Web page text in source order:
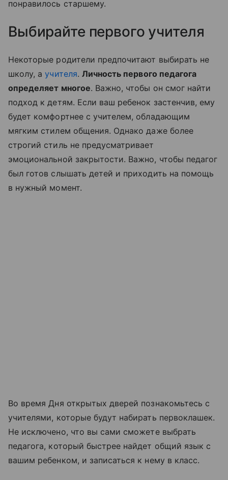
понравилось старшему.
Выбирайте первого учителя
Некоторые родители предпочитают выбирать не
школу, аучителя. Личность первого педагога
определяет многое. Важно, чтобы он смог найти
подход к детям. Если ваш ребенок застенчив, ему
будет комфортнее с учителем, обладающим
мягким стилем общения. Однако даже более
строгий стиль не предусматривает
эмоциональной закрытости. Важно, чтобы педагог
был готов слышать детей и приходить на помощь
в нужный момент.
Во время Дня открытых дверей познакомьтесь с
учителями, которые будут набирать первоклашек.
Не исключено, что вы сами сможете выбрать
педагога, который быстрее найдет общий язык с
вашим ребенком, и записаться к нему в класс.